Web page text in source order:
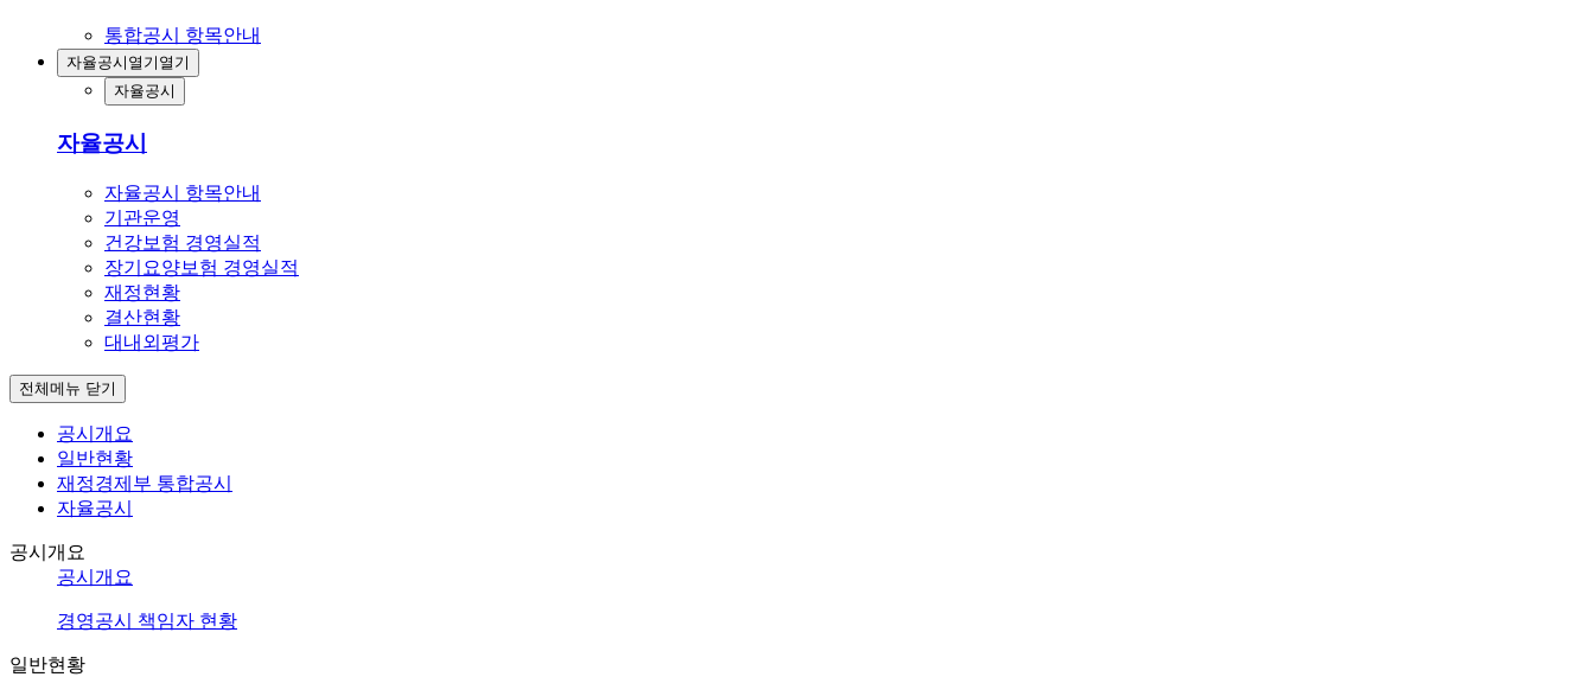
통합공시 항목안내
자율공시 열기 열기
자율공시
자율공시
자율공시 항목안내
기관운영
건강보험 경영실적
장기요양보험 경영실적
재정현황
결산현황
대내외평가
전체메뉴 닫기
공시개요
일반현황
재정경제부 통합공시
자율공시
공시개요
공시개요
경영공시 책임자 현황
일반현황